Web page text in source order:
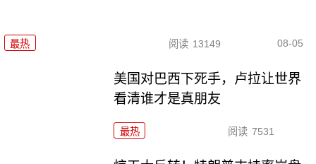
最热 阅读 13149 08-05
美国对巴西下死手，卢拉让世界
看清谁才是真朋友
最热 阅读 7531